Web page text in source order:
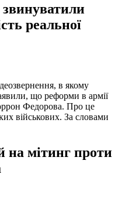
звинуватили
реальної
в якому
що реформи в армії
Федорова. Про це
військових. За словами
на мітинг проти